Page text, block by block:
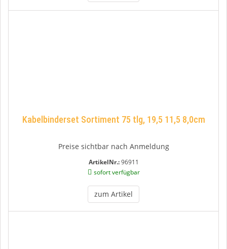
Kabelbinderset Sortiment 75 tlg, 19,5 11,5 8,0cm
Preise sichtbar nach Anmeldung
ArtikelNr.:96911
sofort verfügbar
zum Artikel